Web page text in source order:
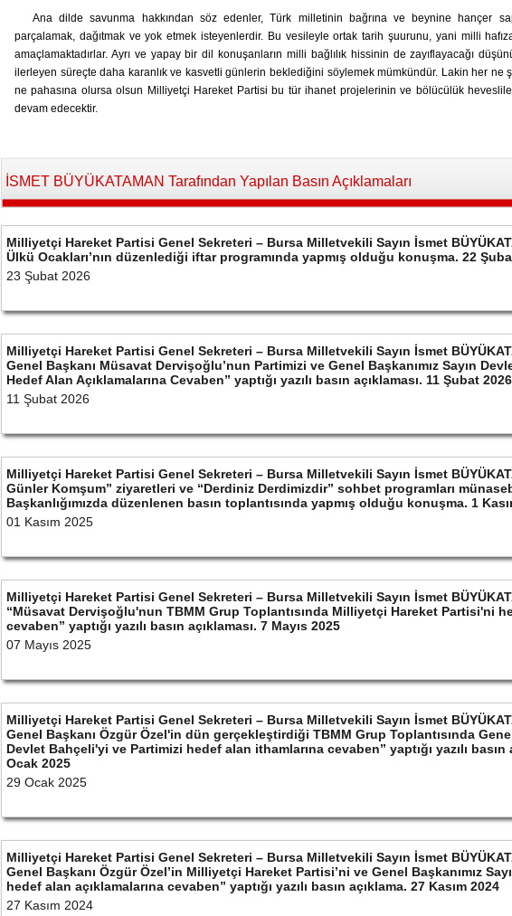
Ana dilde savunma hakkından söz edenler, Türk milletinin bağrına ve beynine hançer
parçalamak, dağıtmak ve yok etmek isteyenlerdir. Bu vesileyle ortak tarih şuurunu, yani milli
amaçlamaktadırlar. Ayrı ve yapay bir dil konuşanların milli bağlılık hissinin de zayıflayacağı
ilerleyen süreçte daha karanlık ve kasvetli günlerin beklediğini söylemek mümkündür. Lakin her ne
ne pahasına olursa olsun Milliyetçi Hareket Partisi bu tür ihanet projelerinin ve bölücülük
devam edecektir.
İSMET BÜYÜKATAMAN Tarafından Yapılan Basın Açıklamaları
Milliyetçi Hareket Partisi Genel Sekreteri – Bursa Milletvekili Sayın İsmet
Ülkü Ocakları’nın düzenlediği iftar programında yapmış olduğu konuşma. 22
23 Şubat 2026
Milliyetçi Hareket Partisi Genel Sekreteri – Bursa Milletvekili Sayın İsmet
Genel Başkanı Müsavat Dervişoğlu’nun Partimizi ve Genel Başkanımız Sayın
Hedef Alan Açıklamalarına Cevaben” yaptığı yazılı basın açıklaması. 11 Şubat 2026
11 Şubat 2026
Milliyetçi Hareket Partisi Genel Sekreteri – Bursa Milletvekili Sayın İsmet
Günler Komşum” ziyaretleri ve “Derdiniz Derdimizdir” sohbet programları
Başkanlığımızda düzenlenen basın toplantısında yapmış olduğu konuşma. 1
01 Kasım 2025
Milliyetçi Hareket Partisi Genel Sekreteri – Bursa Milletvekili Sayın İsmet
“Müsavat Dervişoğlu'nun TBMM Grup Toplantısında Milliyetçi Hareket Partisi'ni
cevaben” yaptığı yazılı basın açıklaması. 7 Mayıs 2025
07 Mayıs 2025
Milliyetçi Hareket Partisi Genel Sekreteri – Bursa Milletvekili Sayın İsmet
Genel Başkanı Özgür Özel'in dün gerçekleştirdiği TBMM Grup Toplantısında Genel
Devlet Bahçeli'yi ve Partimizi hedef alan ithamlarına cevaben” yaptığı yazılı basın
Ocak 2025
29 Ocak 2025
Milliyetçi Hareket Partisi Genel Sekreteri – Bursa Milletvekili Sayın İsmet
Genel Başkanı Özgür Özel’in Milliyetçi Hareket Partisi’ni ve Genel Başkanımız
hedef alan açıklamalarına cevaben” yaptığı yazılı basın açıklama. 27 Kasım 2024
27 Kasım 2024